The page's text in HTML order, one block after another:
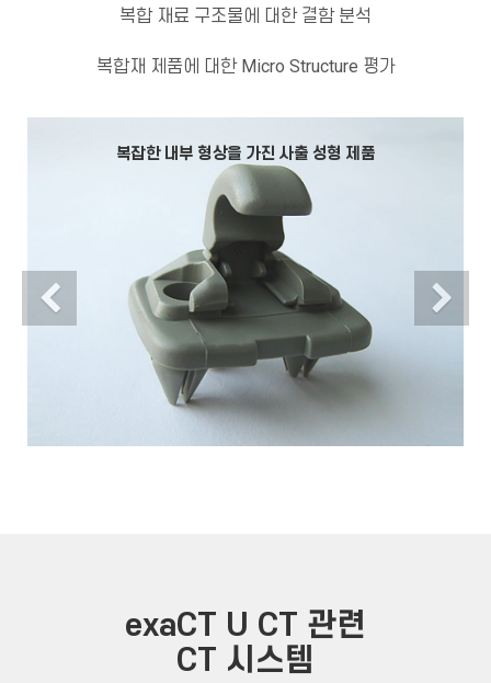
복합 재료 구조물에 대한 결함 분석
복합재 제품에 대한 Micro Structure 평가
복잡한 내부 형상을 가진 사출 성형 제품
Previous
exaCT U CT 관련
CT 시스템